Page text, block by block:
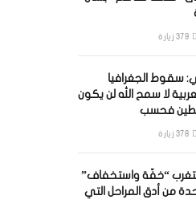
379 زيارة
سقوط الجغرافيا
لا سمح الله لن يكون
فحسب
378 زيارة
“خفّة واستخفاف”
من أدق المراحل التي